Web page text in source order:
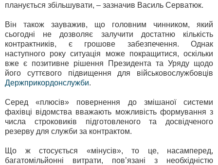
планується збільшувати, – зазначив Василь Серватюк.
Він також зауважив, що головним чинником, який
сьогодні не дозволяє залучити достатню кількість
контрактників, є грошове забезпечення. Однак
наступного року ситуація може покращитися, оскільки
вже є позитивне рішення Президента та Уряду щодо
його суттєвого підвищення для військовослужбовців
Держприкордонслужби.
Серед «плюсів» повернення до змішаної системи
фахівці відомства вважають можливість формування з
числа строковиків підготовленого та досвідченого
резерву для служби за контрактом.
Що ж стосується «мінусів», то це, насамперед,
багатомільйонні витрати, пов’язані з необхідністю